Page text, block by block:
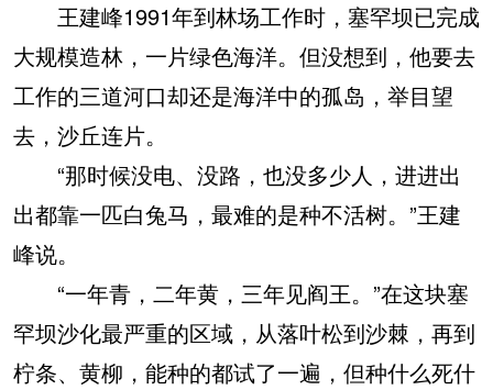
王建峰1991年到林场工作时，塞罕坝已完成
大规模造林，一片绿色海洋。但没想到，他要去
工作的三道河口却还是海洋中的孤岛，举目望
去，沙丘连片。
“那时候没电、没路，也没多少人，进进出
出都靠一匹白兔马，最难的是种不活树。”王建
峰说。
“一年青，二年黄，三年见阎王。”在这块塞
罕坝沙化最严重的区域，从落叶松到沙棘，再到
柠条、黄柳，能种的都试了一遍，但种什么死什